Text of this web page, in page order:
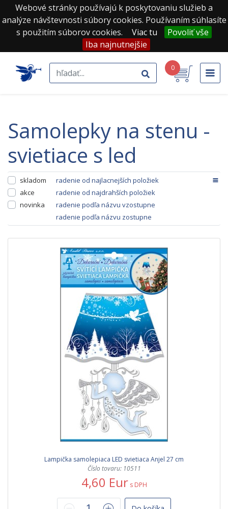
Webové stránky používajú k poskytovaniu služieb a
analýze návštevnosti súbory cookies. Používaním súhlasíte
s použitím súborov cookies.
Viac tu
Povoliť vše
Iba najnutnejšie
0
samolepky na stenu -
svietiace s led
skladom
akce
novinka
radenie od najlacnejších položiek
radenie od najdrahších položiek
radenie podľa názvu vzostupne
radenie podľa názvu zostupne
Lampička samolepiaca LED svietiaca Anjel 27 cm
Číslo tovaru: 10511
4,60 Eur s DPH